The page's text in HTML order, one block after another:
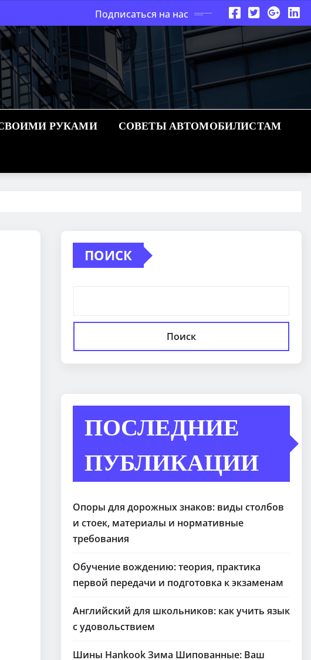
Подписаться на нас
РУКАМИ СОВЕТЫ АВТОМОБИЛИСТАМ
ПОИСК
Поиск
ПОСЛЕДНИЕ
ПУБЛИКАЦИИ
Опоры для дорожных знаков: виды столбов
и стоек, материалы и нормативные
требования
Обучение вождению: теория, практика
первой передачи и подготовка к экзаменам
Английский для школьников: как учить язык
с удовольствием
Шины Hankook Зима Шипованные: Ваш